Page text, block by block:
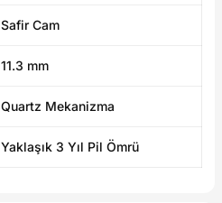
Safir Cam
11.3 mm
Quartz Mekanizma
Yaklaşık 3 Yıl Pil Ömrü